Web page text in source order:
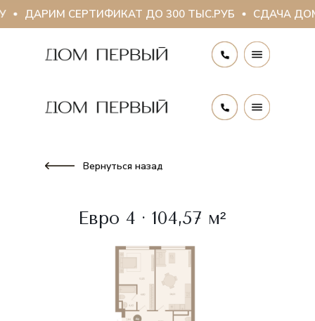
ДАРИМ СЕРТИФИКАТ ДО 300 ТЫС.РУБ СДАЧА
Вернуться назад
Евро 4 · 104,57 м²